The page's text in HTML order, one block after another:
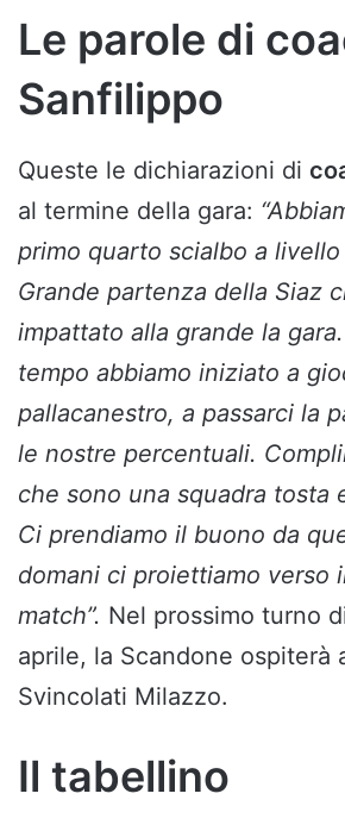
Le parole di
Sanfilippo
Queste le dichiarazioni di
al termine della gara:
primo quarto scialbo a
Grande partenza della Siaz
impattato alla grande la
tempo abbiamo iniziato a
pallacanestro, a passarci la
le nostre percentuali.
che sono una squadra tosta
Ci prendiamo il buono da
domani ci proiettiamo verso
match”. Nel prossimo turno
aprile, la Scandone ospiterà
Svincolati Milazzo.
Il tabellino